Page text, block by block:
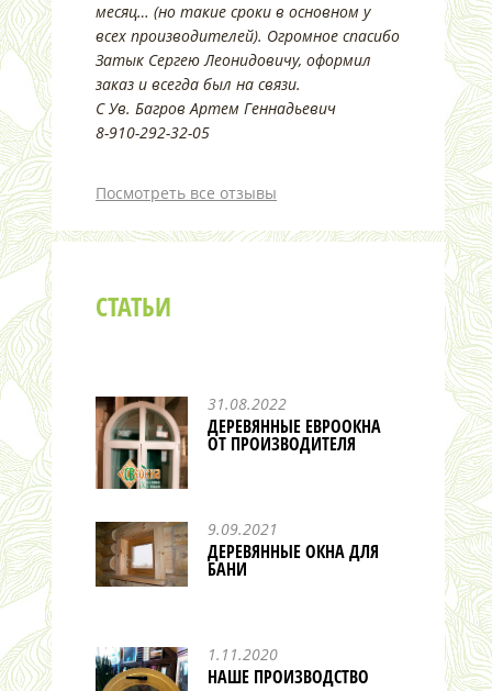
месяц… (но такие сроки в основном у
всех производителей). Огромное спасибо
Затык Сергею Леонидовичу, оформил
заказ и всегда был на связи.
С Ув. Багров Артем Геннадьевич
8-910-292-32-05
Посмотреть все отзывы
СТАТЬИ
31.08.2022
ДЕРЕВЯННЫЕ ЕВРООКНА
ОТ ПРОИЗВОДИТЕЛЯ
9.09.2021
ДЕРЕВЯННЫЕ ОКНА ДЛЯ
БАНИ
1.11.2020
НАШЕ ПРОИЗВОДСТВО